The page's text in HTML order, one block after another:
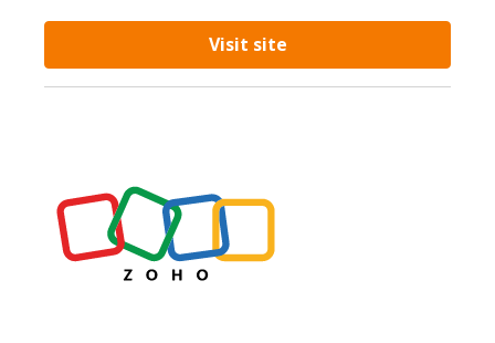
Visit site